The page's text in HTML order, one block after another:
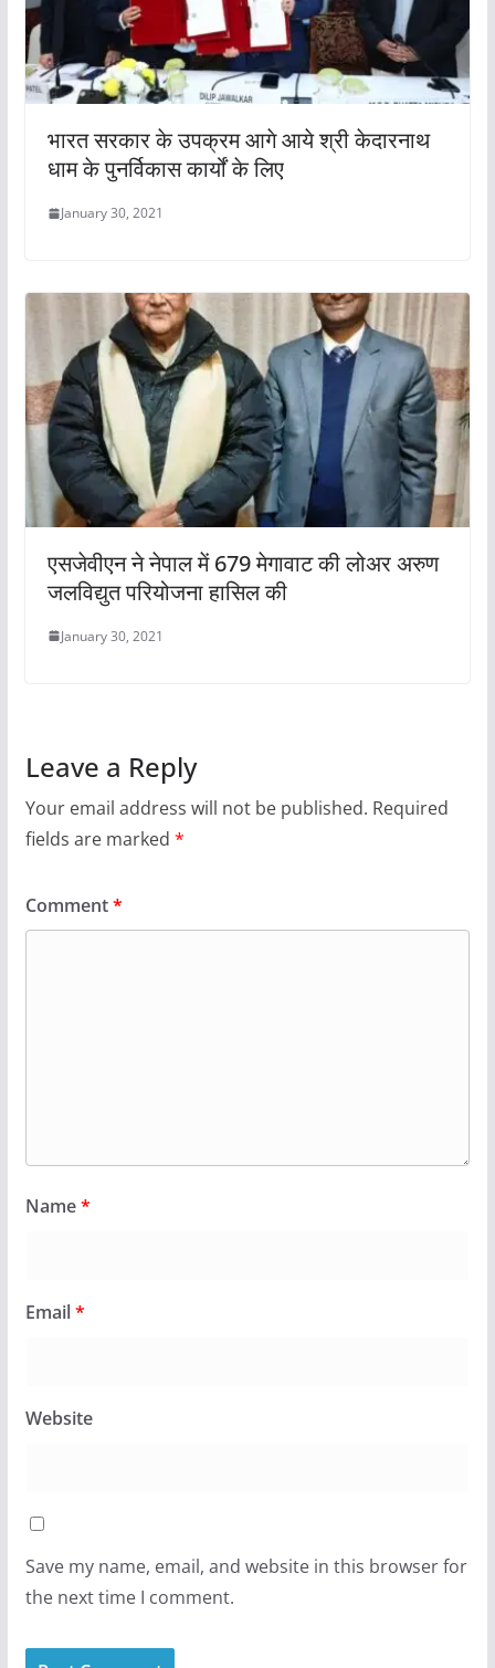
भारत सरकार के उपक्रम आगे आये श्री केदारनाथ
धाम के पुनर्विकास कार्यों के लिए
January 30, 2021
एसजेवीएन ने नेपाल में 679 मेगावाट की लोअर अरुण
जलविद्युत परियोजना हासिल की
January 30, 2021
Leave a Reply
Your email address will not be published. Required
fields are marked *
Comment*
Name*
Email*
Website
Save my name, email, and website in this browser for
the next time I comment.